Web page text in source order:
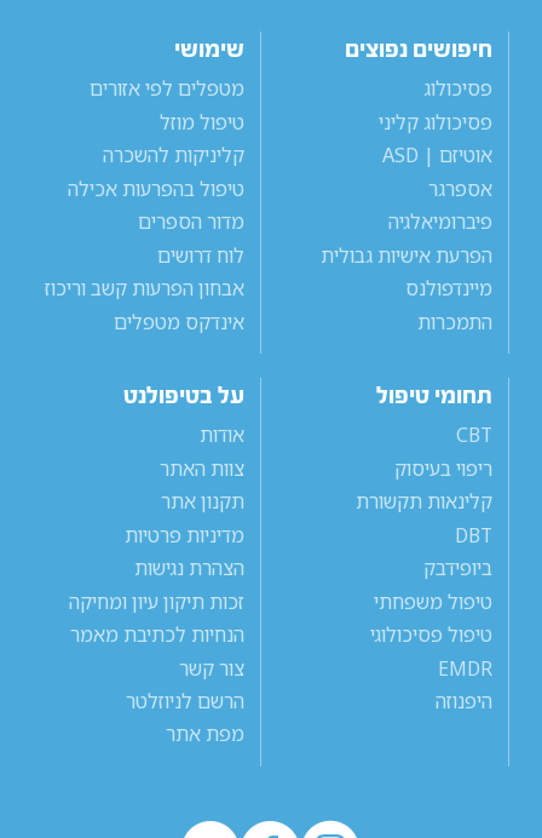
חיפושים נפוצים
פסיכולוג
פסיכולוג קליני
אוטיזם | ASD
אספרגר
פיברומיאלגיה
הפרעת אישיות גבולית
מיינדפולנס
התמכרות
שימושי
מטפלים לפי אזורים
טיפול מוזל
קליניקות להשכרה
טיפול בהפרעות אכילה
מדור הספרים
לוח דרושים
אבחון הפרעות קשב וריכוז
אינדקס מטפלים
תחומי טיפול
CBT
ריפוי בעיסוק
קלינאות תקשורת
DBT
ביופידבק
טיפול משפחתי
טיפול פסיכולוגי
EMDR
היפנוזה
על בטיפולנט
אודות
צוות האתר
תקנון אתר
מדיניות פרטיות
הצהרת נגישות
זכות תיקון עיון ומחיקה
הנחיות לכתיבת מאמר
צור קשר
הרשם לניוזלטר
מפת אתר